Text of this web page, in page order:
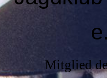
Mitglied